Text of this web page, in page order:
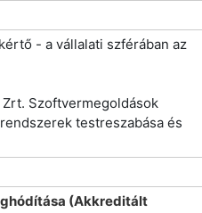
- a vállalati szférában az
Szoftvermegoldások
testreszabása és
(Akkreditált